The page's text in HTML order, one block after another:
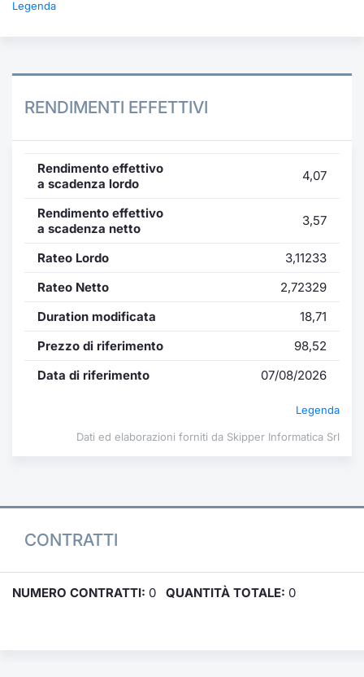
Legenda
RENDIMENTI EFFETTIVI
Rendimento effettivo
a scadenza lordo
4,07
Rendimento effettivo
a scadenza netto
3,57
Rateo Lordo
3,11233
Rateo Netto
2,72329
Duration modificata
18,71
Prezzo di riferimento
98,52
Data di riferimento
07/08/2026
Legenda
Dati ed elaborazioni forniti da Skipper Informatica Srl
CONTRATTI
NUMERO CONTRATTI: 0 QUANTITÀ TOTALE: 0